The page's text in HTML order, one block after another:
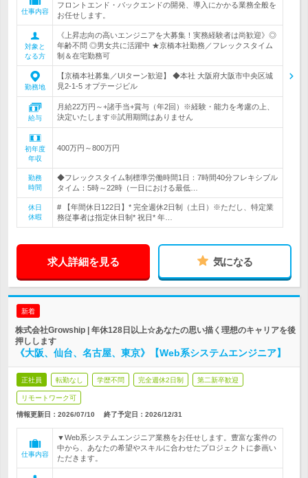
仕事内容
フロントエンド・バックエンドの開発、導入にかかる業務全般を
お任せします。
対象と
なる方
《上昇志向の高いエンジニアを大募集！実務経験者は尚歓迎》◎
年齢不問 ◎男女共に活躍中 ★京橋本社勤務／フレックスタイム
制＆在宅勤務可
勤務地
【京橋本社募集／UIターン歓迎】 ◆本社 大阪府大阪市中央区城
見2-1-5 オプテージビル
給与
月給22万円～+諸手当+賞与（年2回）※経験・能力を考慮の上、
決定いたします※試用期間はありません
初年度
年収
400万円～800万円
勤務
時間
◆フレックスタイム制標準労働時間1日：7時間40分フレキシブル
タイム：5時～22時（一日における最低…
休日
休暇
# 【年間休日122日】* 完全週休2日制（土日）※ただし、特定業
務従事者は指定休日制* 祝日* 年…
求人詳細を見る 気になる
新着
株式会社Growship | 年休128日以上☆あなたの思い描く理想のキャリアを後
押しします
《大阪、仙台、名古屋、東京》【Web系システムエンジニア】
正社員 転勤なし 学歴不問 完全週休2日制 第二新卒歓迎
リモートワーク可
情報更新日：2026/07/10 終了予定日： 2026/12/31
仕事内容
▼Web系システムエンジニア業務をお任せします。豊富な案件の
中から、あなたの希望やスキルに合わせたプロジェクトに参画い
ただきます。